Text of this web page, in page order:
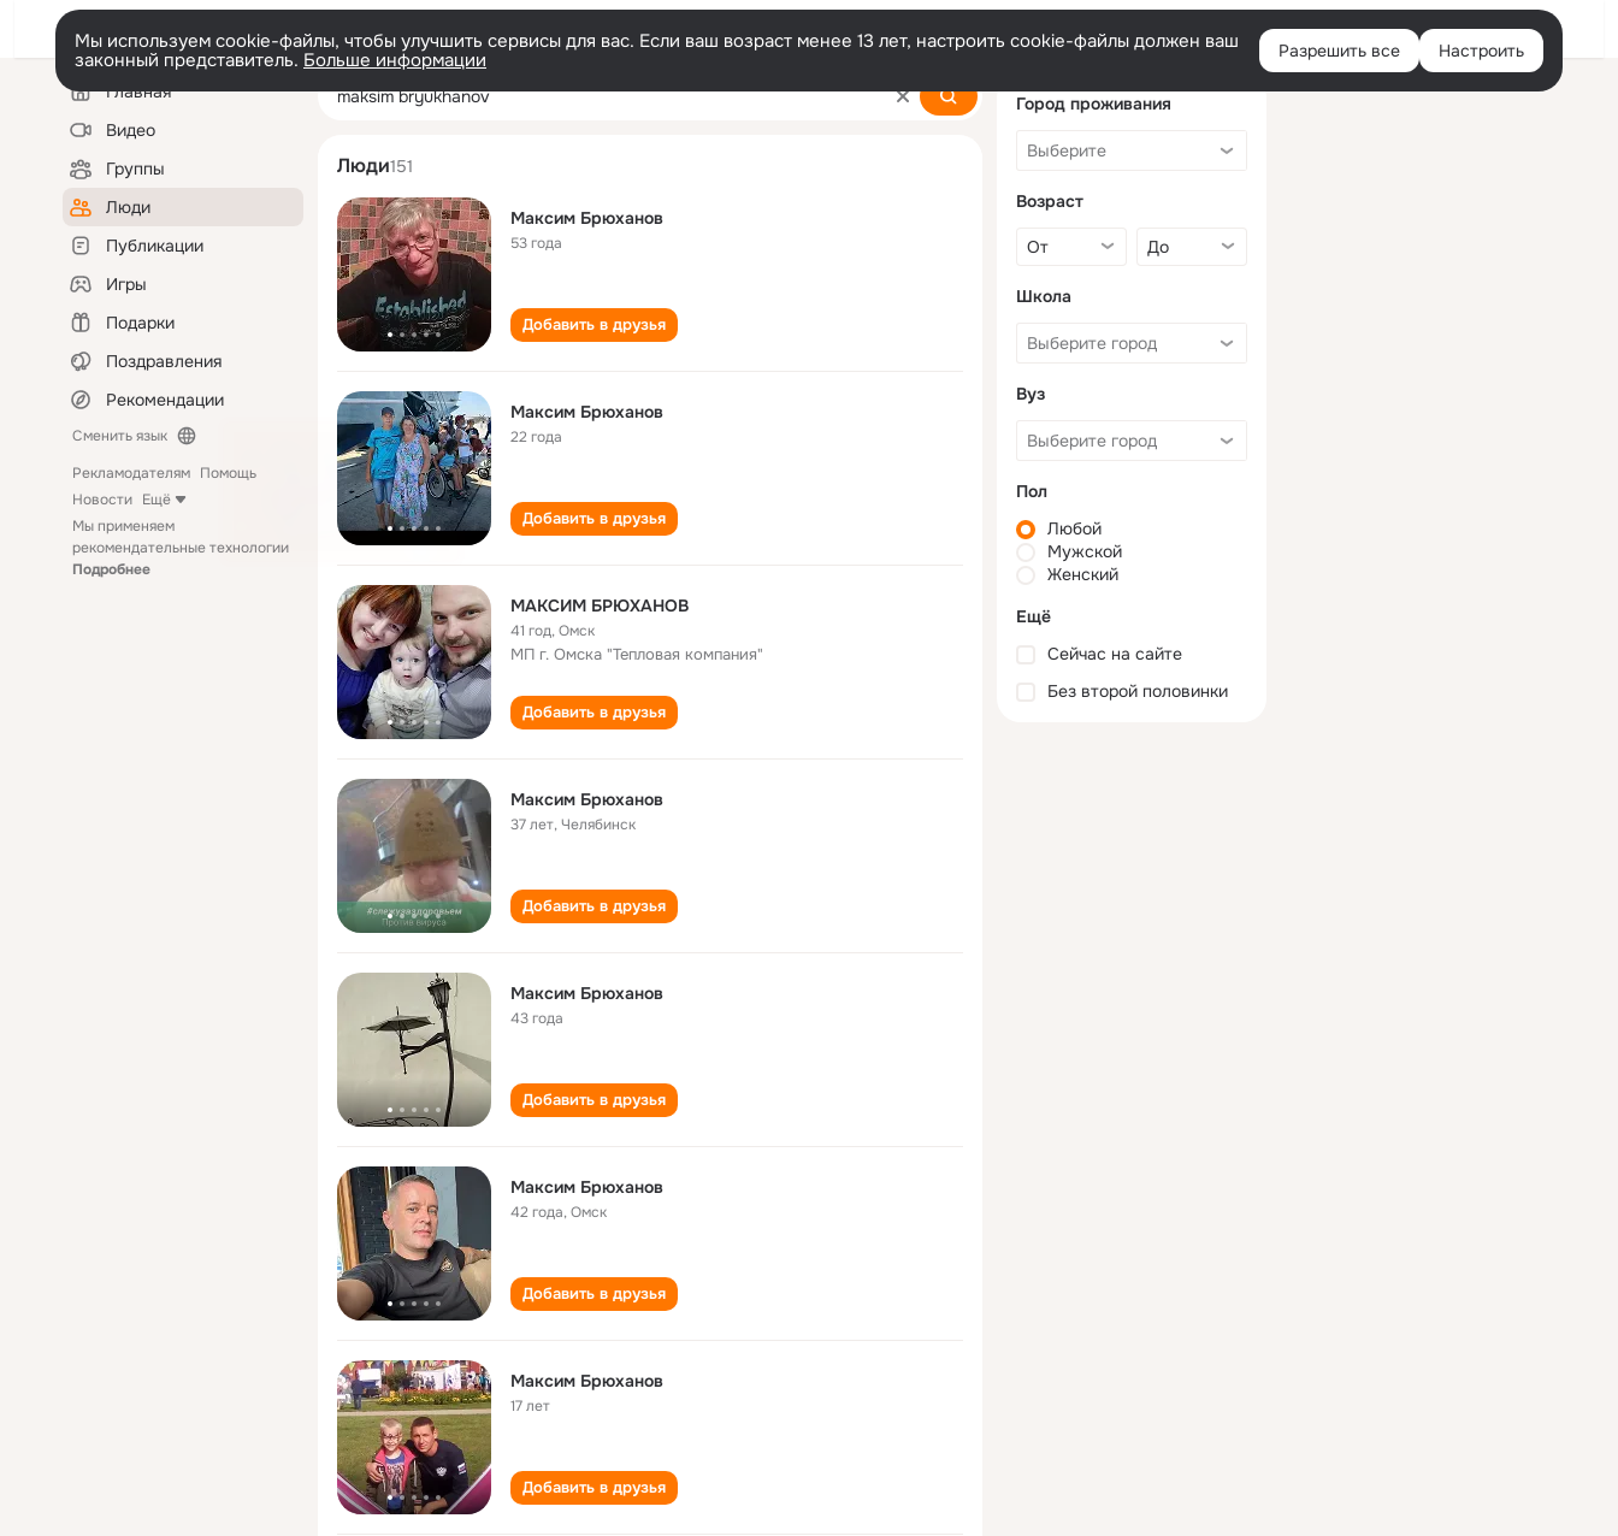
Войти
Мы используем cookie-файлы, чтобы улучшить сервисы для вас. Если ваш возраст менее 13 лет, настроить cookie-файлы должен ваш
законный представитель. Больше информации Разрешить все Настроить
Левая
колонкаГлавная
Видео
Группы
Люди
Публикации
Игры
Подарки
Поздравления
Рекомендации
Сменить язык
Рекламодателям Помощь
Новости Ещё
Мы применяем
рекомендательные технологии
Подробнее
maksim bryukhanov
Люди151
Максим Брюханов
53 года
Добавить в друзья
Максим Брюханов
22 года
Добавить в друзья
МАКСИМ БРЮХАНОВ
41 год,Омск
МП г. Омска "Тепловая компания"
Добавить в друзья
Максим Брюханов
37 лет,Челябинск
Добавить в друзья
Максим Брюханов
43 года
Добавить в друзья
Максим Брюханов
42 года,Омск
Добавить в друзья
Максим Брюханов
17 лет
Добавить в друзья
Город проживания
Возраст
Школа
Вуз
Пол
Любой
Мужской
Женский
Ещё
Сейчас на сайте
Без второй половинки